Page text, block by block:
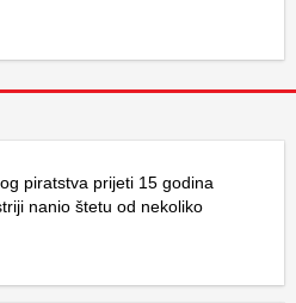
piratstva prijeti 15 godina
nanio štetu od nekoliko